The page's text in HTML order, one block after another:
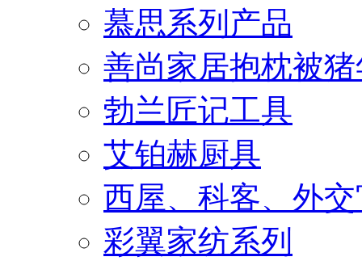
慕思系列产品
善尚家居抱枕被
勃兰匠记工具
艾铂赫厨具
西屋、科客、外
彩翼家纺系列